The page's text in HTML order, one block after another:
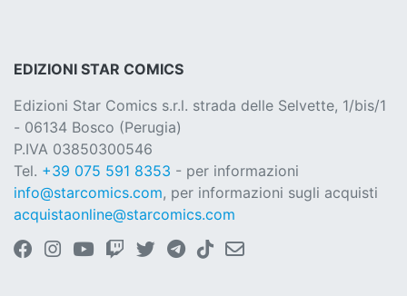
EDIZIONI STAR COMICS
Edizioni Star Comics s.r.l. strada delle Selvette, 1/bis/1
- 06134 Bosco (Perugia)
P.IVA 03850300546
Tel. +39 075 591 8353 - per informazioni
info@starcomics.com, per informazioni sugli acquisti
acquistaonline@starcomics.com